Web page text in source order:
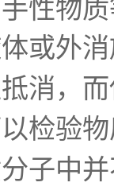
性物
或外消
消，
检验
子中